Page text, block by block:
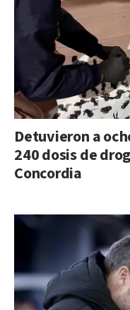
Detuvieron a
240 dosis de
Concordia